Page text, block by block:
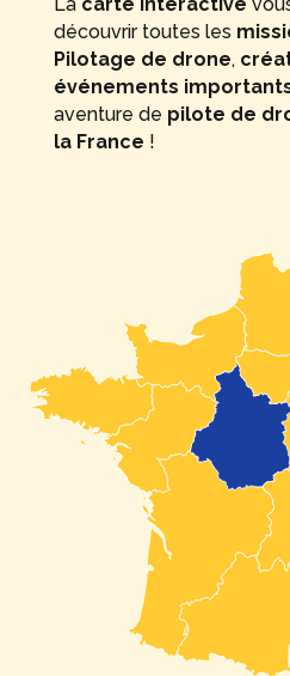
découvrir toutes les
Pilotage de drone,
événements
aventure de pilote de
la France !